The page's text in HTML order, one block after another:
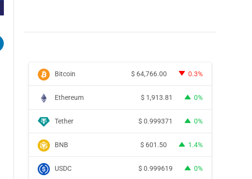
Bitcoin $ 64,766.00 0.3%
Ethereum $ 1,913.81 0%
Tether $ 0.999371 0%
BNB $ 601.50 1.4%
USDC $ 0.999619 0%